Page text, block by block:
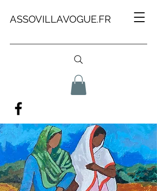
ASSOVILLAVOGUE.FR